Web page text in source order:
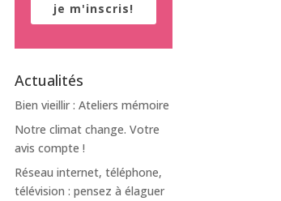
je m'inscris!
Actualités
Bien vieillir : Ateliers mémoire
Notre climat change. Votre
avis compte !
Réseau internet, téléphone,
télévision : pensez à élaguer